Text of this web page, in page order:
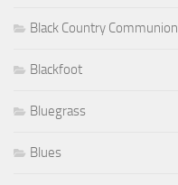
Black Country Communion
Blackfoot
Bluegrass
Blues